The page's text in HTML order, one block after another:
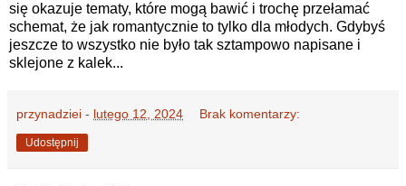
się okazuje tematy, które mogą bawić i trochę przełamać
schemat, że jak romantycznie to tylko dla młodych. Gdybyś
jeszcze to wszystko nie było tak sztampowo napisane i
sklejone z kalek...
przynadziei - lutego 12, 2024 Brak komentarzy:
Udostępnij